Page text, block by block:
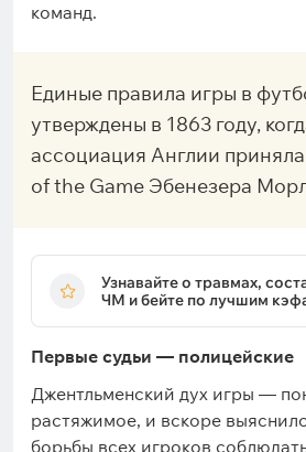
команд.
Единые правила игры в
утверждены в 1863 году,
ассоциация Англии
of the Game Эбенезера
Узнавайте о травмах,
ЧМ и бейте по лучшим
Первые судьи — полицейские
Джентльменский дух игры —
растяжимое, и вскоре
борьбы всех игроков